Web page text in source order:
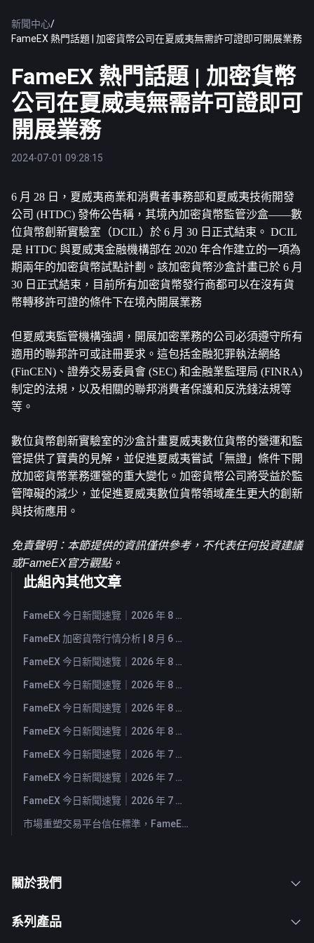
新聞中心/
FameEX 熱門話題 | 加密貨幣公司在夏威夷無需許可證即可開展業務
FameEX 熱門話題 | 加密貨幣
公司在夏威夷無需許可證即可
開展業務
2024-07-01 09:28:15
6 月 28 日，夏威夷商業和消費者事務部和夏威夷技術開發
公司 (HTDC) 發佈公告稱，其境內加密貨幣監管沙盒——數
位貨幣創新實驗室（DCIL）於 6 月 30 日正式結束。 DCIL
是 HTDC 與夏威夷金融機構部在 2020 年合作建立的一項為
期兩年的加密貨幣試點計劃。該加密貨幣沙盒計畫已於 6 月
30 日正式結束，目前所有加密貨幣發行商都可以在沒有貨
幣轉移許可證的條件下在境內開展業務
但夏威夷監管機構強調，開展加密業務的公司必須遵守所有
適用的聯邦許可或註冊要求。這包括金融犯罪執法網絡
(FinCEN)、證券交易委員會 (SEC) 和金融業監理局 (FINRA)
制定的法規，以及相關的聯邦消費者保護和反洗錢法規等
等。
數位貨幣創新實驗室的沙盒計畫夏威夷數位貨幣的營運和監
管提供了寶貴的見解，並促進夏威夷嘗試「無證」條件下開
放加密貨幣業務運營的重大變化。加密貨幣公司將受益於監
管障礙的減少，並促進夏威夷數位貨幣領域產生更大的創新
與技術應用。
免責聲明：本節提供的資訊僅供參考，不代表任何投資建議
或FameEX官方觀點。
此組內其他文章
FameEX 今日新聞速覽｜2026 年 8 月 7 日
FameEX 加密貨幣行情分析 | 8 月 6 日, 2026
FameEX 今日新聞速覽｜2026 年 8 月 6 日
FameEX 今日新聞速覽｜2026 年 8 月 5 日
FameEX 今日新聞速覽｜2026 年 8 月 4 日
FameEX 今日新聞速覽｜2026 年 8 月 3 日
FameEX 今日新聞速覽｜2026 年 7 月 31 日
FameEX 今日新聞速覽｜2026 年 7 月 30 日
FameEX 今日新聞速覽｜2026 年 7 月 29 日
市場重塑交易平台信任標準，FameEX 以八年穩健營運持續服務全球用戶
關於我們
系列產品